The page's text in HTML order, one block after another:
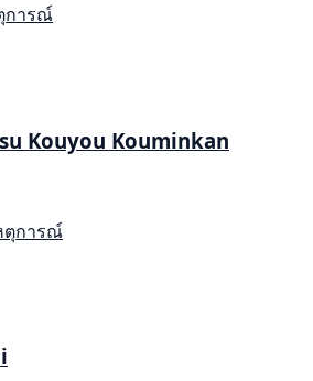
การณ์
Kouyou Kouminkan
ตุการณ์